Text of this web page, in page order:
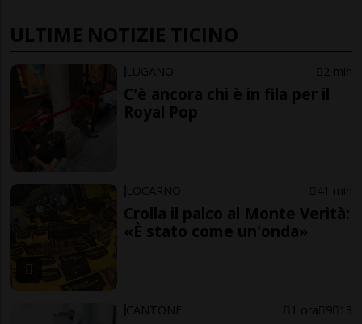
ULTIME NOTIZIE TICINO
LUGANO 2 min
C'è ancora chi è in fila per il
Royal Pop
LOCARNO 41 min
Crolla il palco al Monte Verità:
«È stato come un'onda»
CANTONE 1 ora 9 13